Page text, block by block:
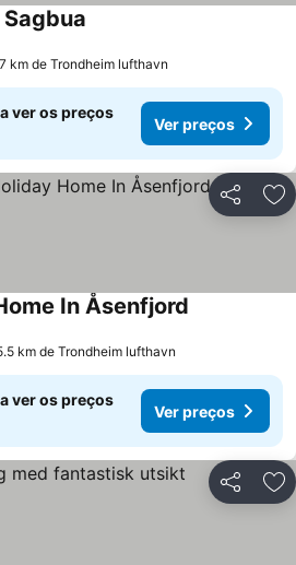
km de Trondheim lufthavn
ver os preços
Ver preços
Partilhar
In Åsenfjord
km de Trondheim lufthavn
ver os preços
Ver preços
Partilhar